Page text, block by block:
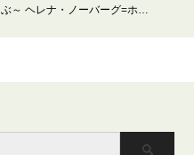
ぶ～ ヘレナ・ノーバーグ=ホ…